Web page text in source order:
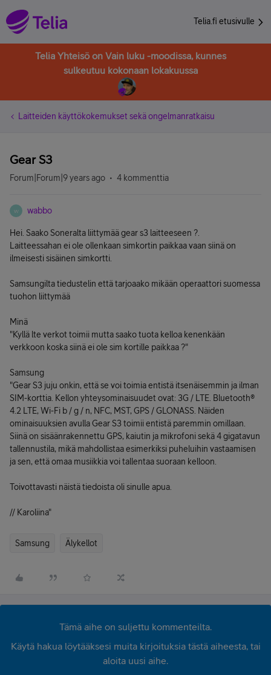
Telia.fi etusivulle
Telia Yhteisö on Vain luku -moodissa, kunnes
sulkeutuu kokonaan lokakuussa
Laitteiden käyttökokemukset sekä ongelmanratkaisu
Gear S3
Forum|Forum|9 years ago 4 kommenttia
W wabbo
Hei. Saako Soneralta liittymää gear s3 laitteeseen ?.
Laitteessahan ei ole ollenkaan simkortin paikkaa vaan siinä on
ilmeisesti sisäinen simkortti.
Samsungilta tiedustelin että tarjoaako mikään operaattori suomessa
tuohon liittymää
Minä
"Kyllä lte verkot toimii mutta saako tuota kelloa kenenkään
verkkoon koska siinä ei ole sim kortille paikkaa ?"
Samsung
"Gear S3 juju onkin, että se voi toimia entistä itsenäisemmin ja ilman
SIM-korttia. Kellon yhteysominaisuudet ovat: 3G / LTE. Bluetooth®
4.2 LTE, Wi-Fi b / g / n, NFC, MST, GPS / GLONASS. Näiden
ominaisuuksien avulla Gear S3 toimii entistä paremmin omillaan.
Siinä on sisäänrakennettu GPS, kaiutin ja mikrofoni sekä 4 gigatavun
tallennustila, mikä mahdollistaa esimerkiksi puheluihin vastaamisen
ja sen, että omaa musiikkia voi tallentaa suoraan kelloon.
Toivottavasti näistä tiedoista oli sinulle apua.
// Karoliina"
Samsung Älykellot
Tämä aihe on suljettu kommenteilta.
Käytä hakua löytääksesi muita kirjoituksia tästä aiheesta, tai
aloita uusi aihe.